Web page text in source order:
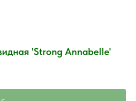
'Strong Annabelle'